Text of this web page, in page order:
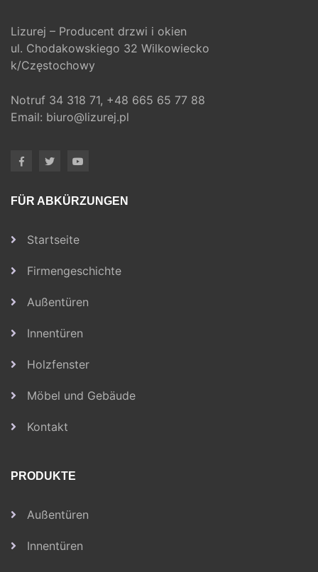
Lizurej – Producent drzwi i okien
ul. Chodakowskiego 32 Wilkowiecko
k/Częstochowy
Notruf 34 318 71, +48 665 65 77 88
Email: biuro@lizurej.pl
FÜR ABKÜRZUNGEN
Startseite
Firmengeschichte
Außentüren
Innentüren
Holzfenster
Möbel und Gebäude
Kontakt
PRODUKTE
Außentüren
Innentüren